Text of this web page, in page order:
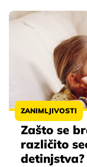
ZANIMLJIVOSTI
Zašto se
različito
detinjstva?